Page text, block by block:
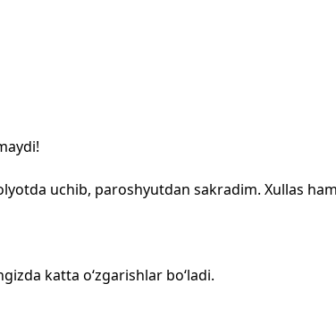
uchib, paroshyutdan sakradim. Xullas
katta o‘zgarishlar bo‘ladi.